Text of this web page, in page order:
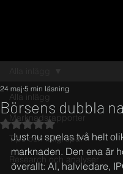
Alla inlägg
Marknadsrapporter
Tips och fallgropar
Research och analyser
Börsens dubbla
24 maj 5 min läsning
Betygsatt till NaN av 5
Just nu spelas två helt
marknaden. Den ena är
överallt: AI, halvledare,